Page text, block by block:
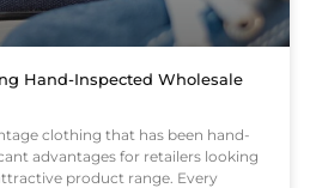
Hand-Inspected Wholesale
clothing that has been hand-
advantages for retailers looking
product range. Every